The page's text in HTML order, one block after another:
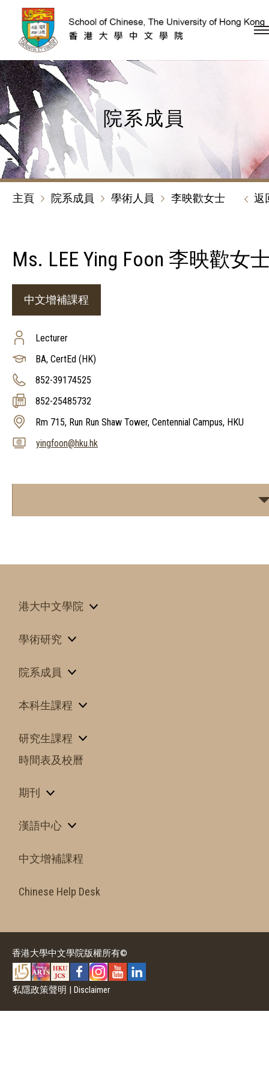
跳到內容（按回車鍵）
院系成員
主頁 院系成員 學術人員 李映歡女士 返
Ms. LEE Ying Foon 李映歡女
中文增補課程
Lecturer
BA, CertEd (HK)
852-39174525
852-25485732
Rm 715, Run Run Shaw Tower, Centennial Campus, HKU
yingfoon@hku.hk
港大中文學院
學術研究
院系成員
本科生課程
研究生課程
時間表及校曆
期刊
漢語中心
中文增補課程
Chinese Help Desk
香港大學中文學院版權所有©
私隱政策聲明 | Disclaimer